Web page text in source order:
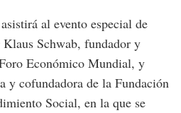
al evento especial de
Schwab, fundador y
Económico Mundial, y
y cofundadora de la Fundación
Social, en la que se